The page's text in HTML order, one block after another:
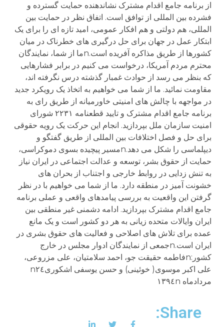
از برنامه جامع اقدام مشترک نشاندهنده حمایت گسترده و
فشرده بین المللی از توافق است. اتفاق نظر در حمایت بین
المللی، هم دولتی و هم افکار عمومی، امید تازه ای را برای یک
ابتکار عمل در جهان برای حل درگیری های خطرناک در میان
کشورها از طریق مذاکره آفریده است.nما از شما، نمایندگان
محترم مردم آمریکا، درخواست می کنیم در برابر فشارهایی
که بنظر می رسد از حوادث غمبار گذشته درس نگرفته اند،
مقاومت نمائید. ما از شما می خواهیم به اتخاذ یک رویکرد جدید
در مواجهه با چالش های امنیتی خاورمیانه از طریق رای به
برنامه جامع اقدام مشترک و تایید قطعنامه ٢٢٣١ شورای
امنیت سازمان ملل بپردازید. انجام این حرکت یک رویه حقوقی
برای حل و فصل اختلافات بین المللی از طریق گفتگو و
دیپلماسی را شکل می دهد.nمسیر پیچیده بسوی دموکراسی،
حمایت از حقوق بشر، توسعه و عدالت اجتماعی در ایران نیاز
به تنش زدایی در روابط خارجی و اجتناب از بحران های
خشونت آمیز در منطقه دارد. ما از شما می خواهیم با در نظر
گرفتن این واقعیت به بررسی پیامدهای واقعی و عملی برنامه
جامع اقدام مشترک بپردازید. ادامه دشمنی غیر منطقی بین
ایران وایالات متحده زیانی به هر دو کشور است و یک مانع
عمده برای تلاش های اصلاحی و فعالیت های حقوق بشری در
ایران است.nجمعی از نمایندگان ادوار مجلس در خارج
کشور:nفاطمه حقیقت جو، احمد سلامتیان، علی مزروعی،
علی اکبر موسوی( خوئینی) و حسن یوسفی اشکوریn٢٤
مردادماه ١٣٩٤n
Share: